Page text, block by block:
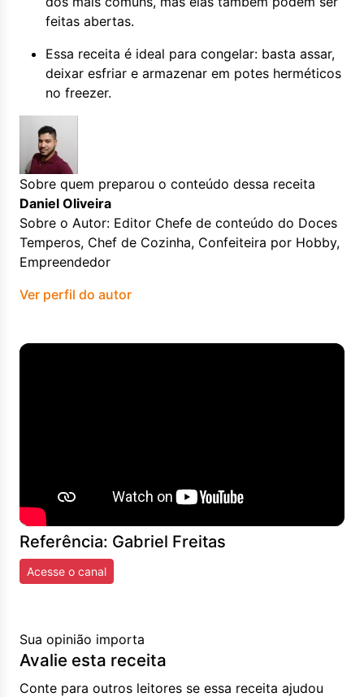
feitas abertas.
Essa receita é ideal para congelar: basta assar,
deixar esfriar e armazenar em potes herméticos
no freezer.
Sobre quem preparou o conteúdo dessa receita
Daniel Oliveira
Sobre o Autor: Editor Chefe de conteúdo do Doces
Temperos, Chef de Cozinha, Confeiteira por Hobby,
Empreendedor
Ver perfil do autor
Referência: Gabriel Freitas
Acesse o canal
Sua opinião importa
Avalie esta receita
Conte para outros leitores se essa receita ajudou